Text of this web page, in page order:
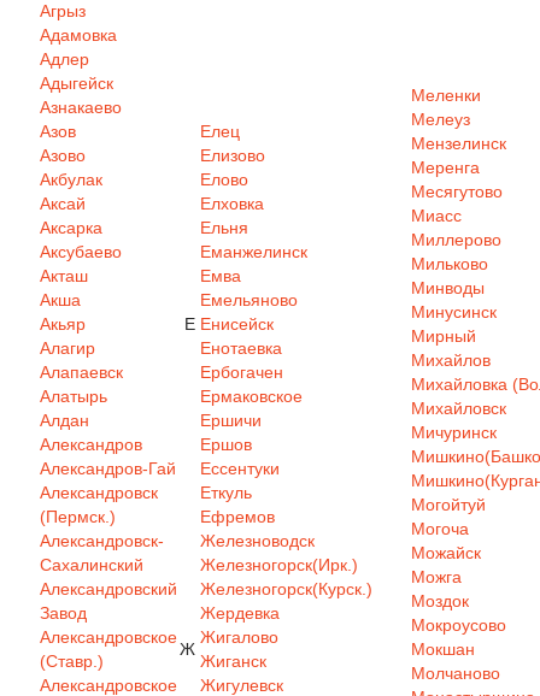
Агрыз
Адамовка
Адлер
Адыгейск
Азнакаево
Азов
Азово
Акбулак
Аксай
Аксарка
Аксубаево
Акташ
Акша
Акьяр
Алагир
Алапаевск
Алатырь
Алдан
Александров
Александров-Гай
Александровск
(Пермск.)
Александровск-
Сахалинский
Александровский
Завод
Александровское
(Ставр.)
Александровское
Е
Елец
Елизово
Елово
Елховка
Ельня
Еманжелинск
Емва
Емельяново
Енисейск
Енотаевка
Ербогачен
Ермаковское
Ершичи
Ершов
Ессентуки
Еткуль
Ефремов
Ж
Железноводск
Железногорск(Ирк.)
Железногорск(Курск.)
Жердевка
Жигалово
Жиганск
Жигулевск
Меленки
Мелеуз
Мензелинск
Меренга
Месягутово
Миасс
Миллерово
Мильково
Минводы
Минусинск
Мирный
Михайлов
Михайловка
Михайловск
Мичуринск
Могойтуй
Могоча
Можайск
Можга
Моздок
Мокроусово
Мокшан
Молчаново